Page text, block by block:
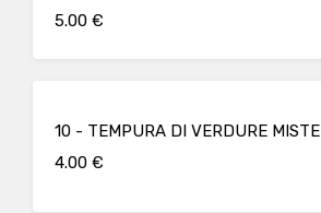
5.00 €
10 - TEMPURA DI VERDURE MISTE
4.00 €